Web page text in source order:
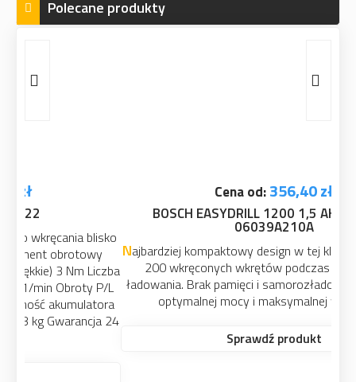
Polecane produkty
356,40 zł
BOSCH EASYDRILL 1200 1,5 AH AH LI-ION
Najbardziej kompaktowy design w tej klasie wiertarek. Do
200 wkręconych wkrętów podczas jednego cyklu
ładowania. Brak pamięci i samorozładowania.Gwarancja
optymalnej mocy i maksymalnej wydajności.